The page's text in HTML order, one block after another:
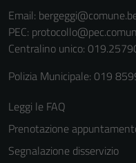
Email:
PEC:
Centralino unico:
Polizia Municipale: 019
Leggi le FAQ
Prenotazione
Segnalazione disservizio